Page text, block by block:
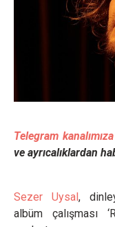
Telegram
ve ayrıcalıklardan
Sezer Uysal,
albüm çalışması